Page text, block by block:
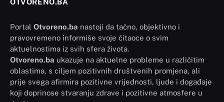
OTVORENO.BA
Portal Otvoreno.ba nastoji da tačno, objektivno i
pravovremeno informiše svoje čitaoce o svim
aktuelnostima iz svih sfera života.
Otvoreno.ba ukazuje na aktuelne probleme u različitim
oblastima, s ciljem pozitivnih društvenih promjena, ali
prije svega afirmira pozitivne vrijednosti, ljude i događaje
koji doprinose stvaranju zdrave i pozitivne atmosfere u